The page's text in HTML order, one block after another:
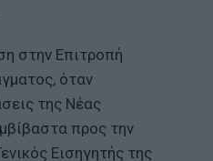
στην Επιτροπή
όταν
της Νέας
προς την
Εισηγητής της